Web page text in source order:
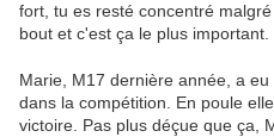
fort, tu es resté concentré
bout et c'est ça le plus important.
Marie, M17 dernière année, a
dans la compétition. En poule
victoire. Pas plus déçue que ça,